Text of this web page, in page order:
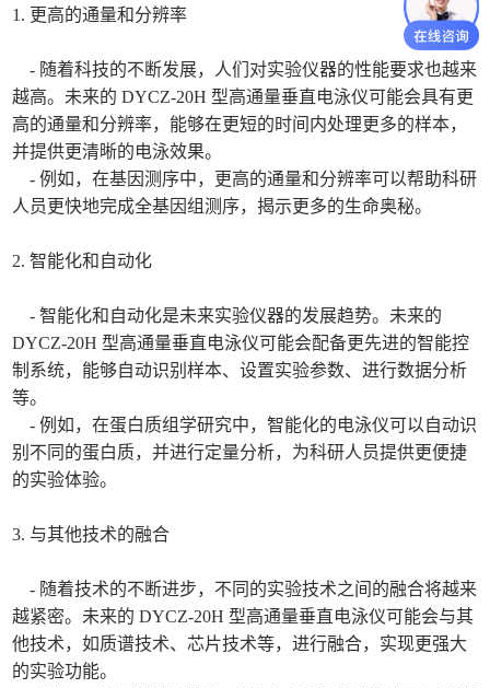
1. 更高的通量和分辨率
- 随着科技的不断发展，人们对实验仪器的性能要求也越来
越高。未来的 DYCZ-20H 型高通量垂直电泳仪可能会具有更
高的通量和分辨率，能够在更短的时间内处理更多的样本，
并提供更清晰的电泳效果。
- 例如，在基因测序中，更高的通量和分辨率可以帮助科研
人员更快地完成全基因组测序，揭示更多的生命奥秘。
2. 智能化和自动化
- 智能化和自动化是未来实验仪器的发展趋势。未来的
DYCZ-20H 型高通量垂直电泳仪可能会配备更先进的智能控
制系统，能够自动识别样本、设置实验参数、进行数据分析
等。
- 例如，在蛋白质组学研究中，智能化的电泳仪可以自动识
别不同的蛋白质，并进行定量分析，为科研人员提供更便捷
的实验体验。
3. 与其他技术的融合
- 随着技术的不断进步，不同的实验技术之间的融合将越来
越紧密。未来的 DYCZ-20H 型高通量垂直电泳仪可能会与其
他技术，如质谱技术、芯片技术等，进行融合，实现更强大
的实验功能。